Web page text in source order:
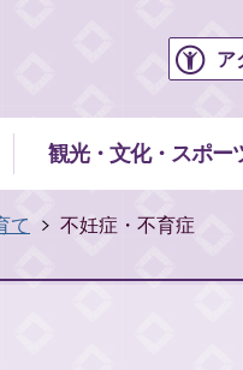
ア
観光・文化・スポー
て 不妊症・不育症